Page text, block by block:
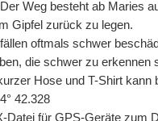
Weg besteht ab Maries
Gipfel zurück zu legen.
oftmals schwer
die schwer zu erkennen
Hose und T-Shirt kann
42.328
für GPS-Geräte zum